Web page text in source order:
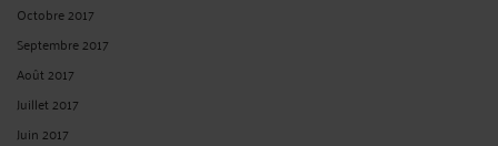
Octobre 2017
Septembre 2017
Août 2017
Juillet 2017
Juin 2017